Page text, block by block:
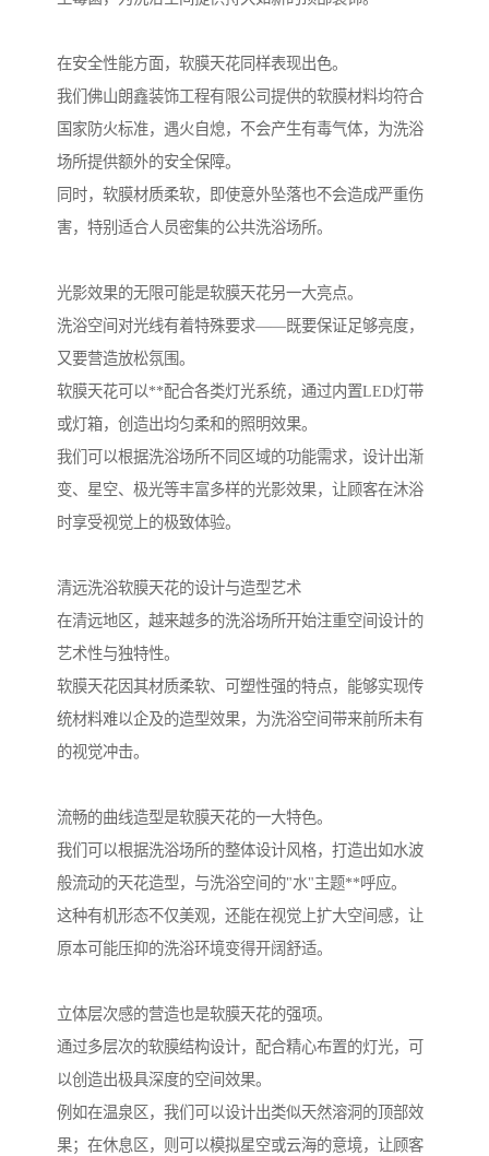
在安全性能方面，软膜天花同样表现出色。
我们佛山朗鑫装饰工程有限公司提供的软膜材料均符合
国家防火标准，遇火自熄，不会产生有毒气体，为洗浴
场所提供额外的安全保障。
同时，软膜材质柔软，即使意外坠落也不会造成严重伤
害，特别适合人员密集的公共洗浴场所。
光影效果的无限可能是软膜天花另一大亮点。
洗浴空间对光线有着特殊要求——既要保证足够亮度，
又要营造放松氛围。
软膜天花可以**配合各类灯光系统，通过内置LED灯带
或灯箱，创造出均匀柔和的照明效果。
我们可以根据洗浴场所不同区域的功能需求，设计出渐
变、星空、极光等丰富多样的光影效果，让顾客在沐浴
时享受视觉上的极致体验。
清远洗浴软膜天花的设计与造型艺术
在清远地区，越来越多的洗浴场所开始注重空间设计的
艺术性与独特性。
软膜天花因其材质柔软、可塑性强的特点，能够实现传
统材料难以企及的造型效果，为洗浴空间带来前所未有
的视觉冲击。
流畅的曲线造型是软膜天花的一大特色。
我们可以根据洗浴场所的整体设计风格，打造出如水波
般流动的天花造型，与洗浴空间的"水"主题**呼应。
这种有机形态不仅美观，还能在视觉上扩大空间感，让
原本可能压抑的洗浴环境变得开阔舒适。
立体层次感的营造也是软膜天花的强项。
通过多层次的软膜结构设计，配合精心布置的灯光，可
以创造出极具深度的空间效果。
例如在温泉区，我们可以设计出类似天然溶洞的顶部效
果；在休息区，则可以模拟星空或云海的意境，让顾客